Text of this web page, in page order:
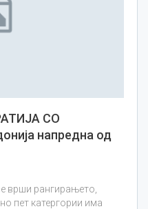
СО
напредна од
врши рангирањето,
пет катергории има